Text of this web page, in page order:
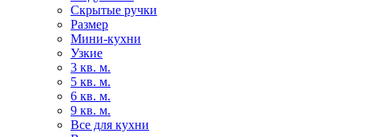
Скрытые ручки
Размер
Мини-кухни
Узкие
3 кв. м.
5 кв. м.
6 кв. м.
9 кв. м.
Все для кухни